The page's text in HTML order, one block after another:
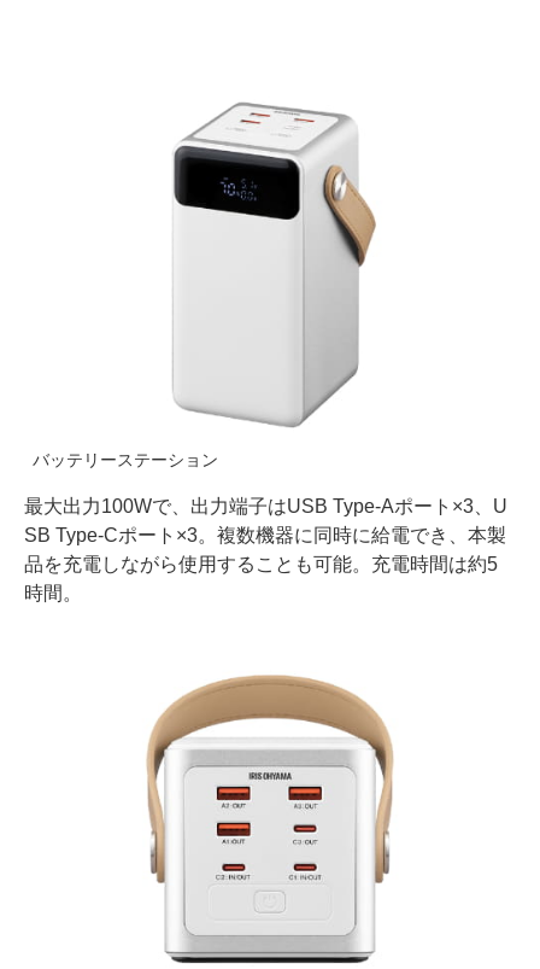
バッテリーステーション
最大出力100Wで、出力端子はUSB Type-Aポート×3、U
SB Type-Cポート×3。複数機器に同時に給電でき、本製
品を充電しながら使用することも可能。充電時間は約5
時間。